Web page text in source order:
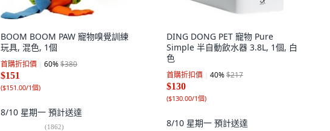
BOOM BOOM PAW 寵物嗅覺訓練
玩具, 混色, 1個
首購折扣價 60%$380
$151
($151.00/1個)
8/10 星期一 預計送達
(1862)
DING DONG PET 寵物 Pure
Simple 半自動飲水器 3.8L, 1個, 白
色
首購折扣價 40%$217
$130
($130.00/1個)
8/10 星期一 預計送達